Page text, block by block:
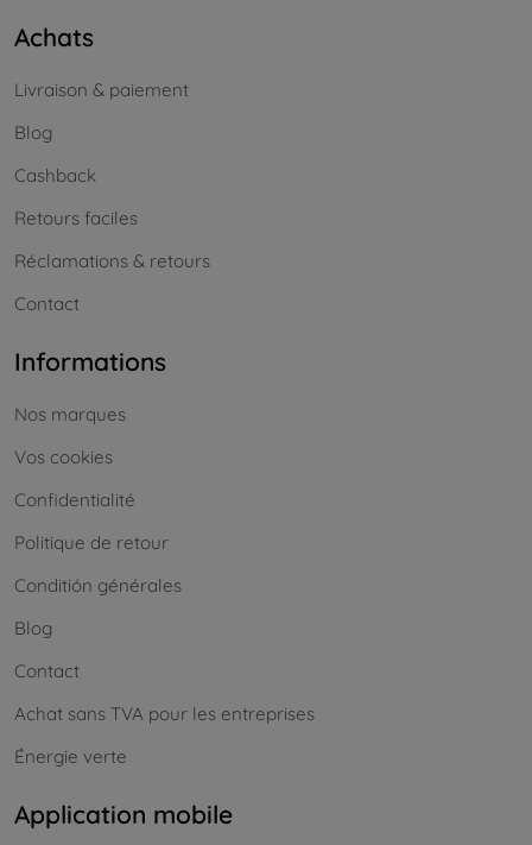
Achats
Livraison & paiement
Blog
Cashback
Retours faciles
Réclamations & retours
Contact
Informations
Nos marques
Vos cookies
Confidentialité
Politique de retour
Conditión générales
Blog
Contact
Achat sans TVA pour les entreprises
Énergie verte
Application mobile